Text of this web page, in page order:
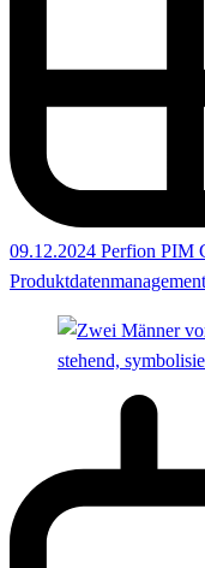
09.12.2024 Perfion PIM